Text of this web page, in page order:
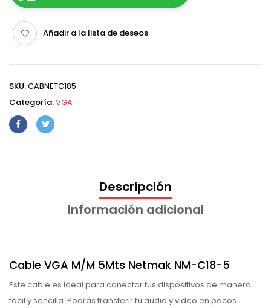
Añadir a la lista de deseos
SKU:CABNETC185
Categoría:VGA
Descripción
Información adicional
Cable VGA M/M 5Mts Netmak NM-C18-5
Este cable es ideal para conectar tus dispositivos de manera
fácil y sencilla. Podrás transferir tu audio y video en pocos